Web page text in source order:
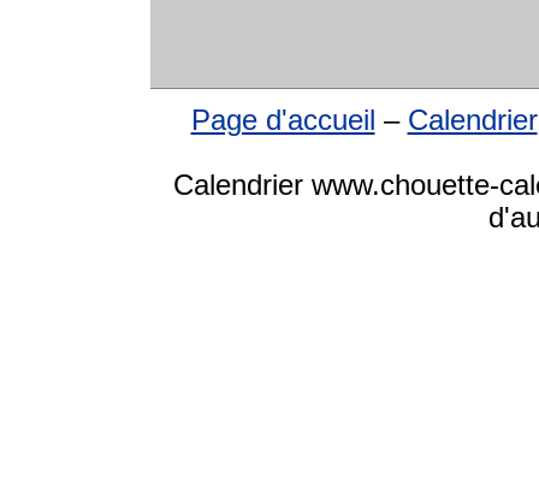
Page d'accueil – Calendrier
Calendrier www.chouette-